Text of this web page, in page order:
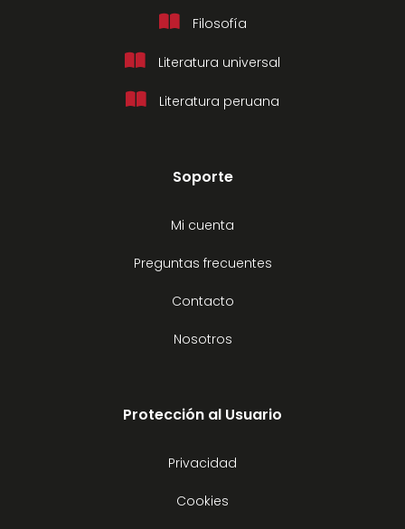
Filosofía
Literatura universal
Literatura peruana
Soporte
Mi cuenta
Preguntas frecuentes
Contacto
Nosotros
Protección al Usuario
Privacidad
Cookies